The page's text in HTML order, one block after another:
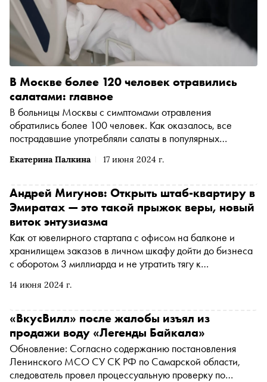
Екатерина Палкина 17 июня 2024 г.
В Москве более 120 человек отравились
салатами: главное
В больницы Москвы с симптомами отравления
обратились более 100 человек. Как оказалось, все
пострадавшие употребляли салаты в популярных
материале «Сноба»
14 июня 2024 г.
Андрей Мигунов: Открыть штаб-квартиру в
Эмиратах — это такой прыжок веры, новый
виток энтузиазма
Как от ювелирного стартапа с офисом на балконе и
хранилищем заказов в личном шкафу дойти до бизнеса
с оборотом 3 миллиарда и не утратить тягу к
Drop Андрей Мигунов — новый герой проекта «
«ВкусВилл» после жалобы изъял из
продажи воду «Легенды Байкала»
Обновление: Согласно содержанию постановления
Ленинского МСО СУ СК РФ по Самарской области,
следователь провел процессуальную проверку по